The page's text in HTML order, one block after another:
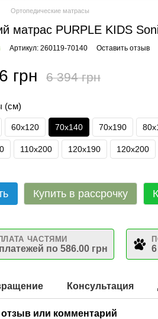
Ортопедические матрасы
матрас PURPLE KIDS
Артикул: 260119-70140 Оставить отзыв
грн 6 394 грн
(см)
60х120 70х140 70х190
110х200 120х190 120х200
Купить в рассрочку
ЧАСТЯМИ
по 586.00 грн
Консультация
или комментарий